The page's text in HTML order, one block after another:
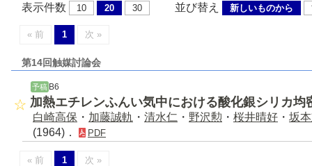
表示件数 10 20 30 並び替え 新しいものから
« 前 1 次 »
第14回触媒討論会
予稿 B6
加熱エチレンふんい気中における酸化銀シリカ均
白崎高保 ・ 加藤誠軌 ・ 清水仁 ・ 野沢勲 ・ 桜井晴好 ・ 坂
(1964)．
PDF
« 前 1 次 »